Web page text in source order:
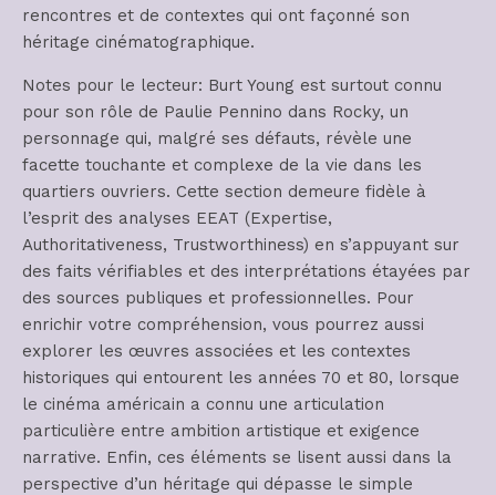
rencontres et de contextes qui ont façonné son
héritage cinématographique.
Notes pour le lecteur: Burt Young est surtout connu
pour son rôle de Paulie Pennino dans Rocky, un
personnage qui, malgré ses défauts, révèle une
facette touchante et complexe de la vie dans les
quartiers ouvriers. Cette section demeure fidèle à
l’esprit des analyses EEAT (Expertise,
Authoritativeness, Trustworthiness) en s’appuyant sur
des faits vérifiables et des interprétations étayées par
des sources publiques et professionnelles. Pour
enrichir votre compréhension, vous pourrez aussi
explorer les œuvres associées et les contextes
historiques qui entourent les années 70 et 80, lorsque
le cinéma américain a connu une articulation
particulière entre ambition artistique et exigence
narrative. Enfin, ces éléments se lisent aussi dans la
perspective d’un héritage qui dépasse le simple